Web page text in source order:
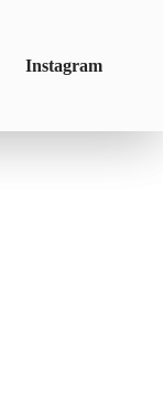
Instagram